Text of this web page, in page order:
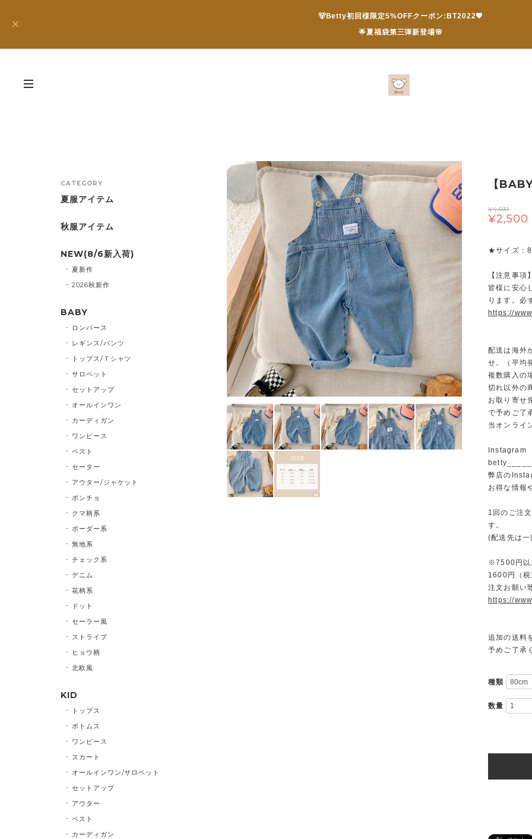
🐻Betty初回様限定5%OFFクーポン:BT2022💖
🌟夏福袋第三弾新登場🌸
【
¥4,031
¥2,500
★サイズ：
【注意事項
皆様に安心
ります。必
https://
配送は海外
せ。（平均
複数購入の
切れ以外の
お取り寄せ
で予めご了
当オンライ
Instagram
弊店の
お得な情報
1回のご注
す。
(配送先は
※7500円以
1600円（税
注文お願い
https://
追加の送料
予めご了承
種類
数量
CATEGORY
夏服アイテム
秋服アイテム
NEW(8/6新入荷)
夏新作
2026秋新作
BABY
ロンパース
レギンス/パンツ
トップス/Ｔシャツ
サロペット
セットアップ
オールインワン
カーディガン
ワンピース
ベスト
セーター
アウター/ジャケット
ポンチョ
クマ柄系
ボーダー系
無地系
チェック系
デニム
花柄系
ドット
セーラー風
ストライプ
ヒョウ柄
北欧風
KID
トップス
ボトムス
ワンピース
スカート
オールインワン/サロペット
セットアップ
アウター
ベスト
カーディガン